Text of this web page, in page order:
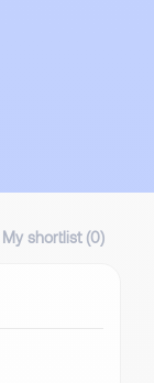
My shortlist (0)